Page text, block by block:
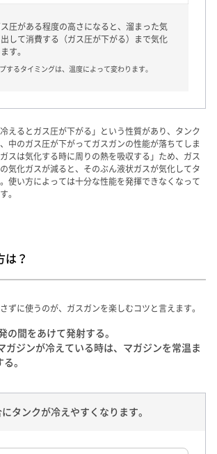
圧がある程度の高さになると、溜まった気
して消費する（ガス圧が下がる）まで気化
す。
するタイミングは、温度によって変わります。
えるとガス圧が下がる」という性質があり、タンク
中のガス圧が下がってガスガンの性能が落ちてしま
スは気化する時に周りの熱を吸収する」ため、ガス
気化ガスが減ると、そのぶん液状ガスが気化してタ
使い方によっては十分な性能を発揮できなくなって
。
は？
ずに使うのが、ガスガンを楽しむコツと言えます。
間をあけて発射する。
ジンが冷えている時は、マガジンを常温ま
。
タンクが冷えやすくなります。